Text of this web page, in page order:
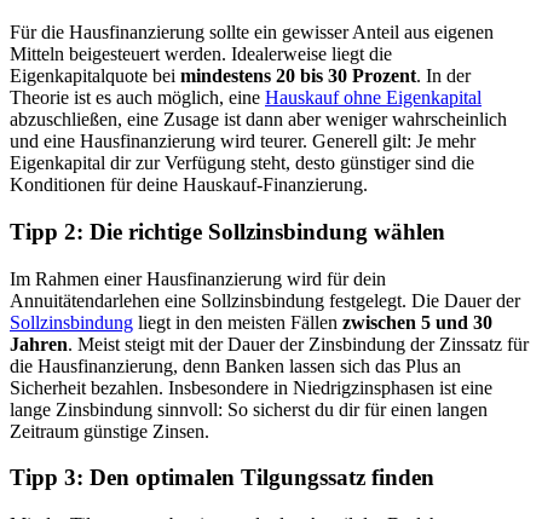
Für die Hausfinanzierung sollte ein gewisser Anteil aus eigenen
Mitteln beigesteuert werden. Idealerweise liegt die
Eigenkapitalquote bei mindestens 20 bis 30 Prozent. In der
Theorie ist es auch möglich, eine Hauskauf ohne Eigenkapital
abzuschließen, eine Zusage ist dann aber weniger wahrscheinlich
und eine Hausfinanzierung wird teurer. Generell gilt: Je mehr
Eigenkapital dir zur Verfügung steht, desto günstiger sind die
Konditionen für deine Hauskauf-Finanzierung.
Tipp 2: Die richtige Sollzinsbindung wählen
Im Rahmen einer Hausfinanzierung wird für dein
Annuitätendarlehen eine Sollzinsbindung festgelegt. Die Dauer der
Sollzinsbindung liegt in den meisten Fällen zwischen 5 und 30
Jahren. Meist steigt mit der Dauer der Zinsbindung der Zinssatz für
die Hausfinanzierung, denn Banken lassen sich das Plus an
Sicherheit bezahlen. Insbesondere in Niedrigzinsphasen ist eine
lange Zinsbindung sinnvoll: So sicherst du dir für einen langen
Zeitraum günstige Zinsen.
Tipp 3: Den optimalen Tilgungssatz finden